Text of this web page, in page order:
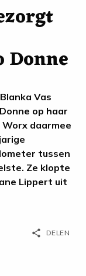
Donne
Vas
op haar
Worx daarmee
tussen
Ze klopte
Lippert uit
share DELEN